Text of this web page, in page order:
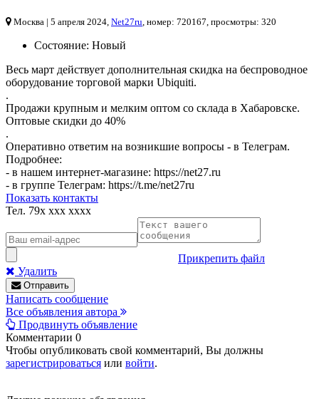
Москва | 5 апреля 2024, Net27ru , номер: 720167, просмотры: 320
Состояние: Новый
Весь март действует дополнительная скидка на беспроводное
оборудование торговой марки Ubiquiti.
.
Продажи крупным и мелким оптом со склада в Хабаровске.
Оптовые скидки до 40%
.
Оперативно ответим на возникшие вопросы - в Телеграм.
Подробнее:
- в нашем интернет-магазине: https://net27.ru
- в группе Телеграм: https://t.me/net27ru
Показать контакты
Тел. 79x xxx xxxx
Прикрепить файл
Удалить
Отправить
Написать сообщение
Все объявления автора
Продвинуть объявление
Комментарии 0
Чтобы опубликовать свой комментарий, Вы должны
зарегистрироваться или войти.